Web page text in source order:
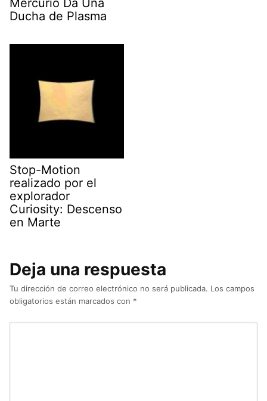
Mercurio Da Una
Ducha de Plasma
Stop-Motion
realizado por el
explorador
Curiosity: Descenso
en Marte
Deja una respuesta
Tu dirección de correo electrónico no será publicada. Los campos
obligatorios están marcados con *